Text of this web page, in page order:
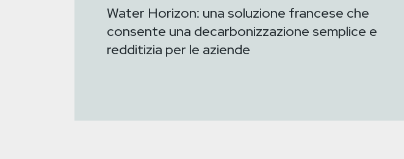
Water Horizon: una soluzione francese che
consente una decarbonizzazione semplice e
redditizia per le aziende